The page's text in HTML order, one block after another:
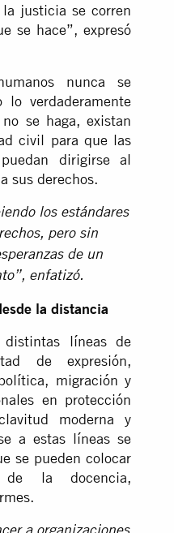
justicia se corren
se hace”, expresó
nunca se
verdaderamente
se haga, existan
civil para que las
dirigirse al
sus derechos.
los estándares
pero sin
de un
enfatizó.
la distancia
líneas de
de expresión,
migración y
en protección
moderna y
a estas líneas se
se pueden colocar
la docencia,